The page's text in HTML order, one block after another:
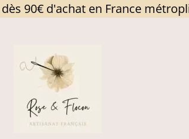
90€ d'achat en France